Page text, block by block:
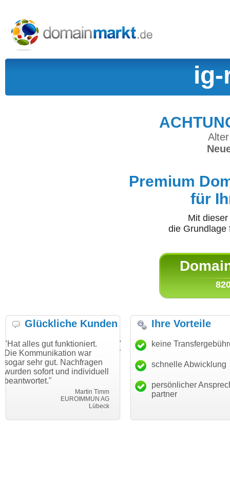
ig-
Premium
für
Mit
die
Glückliche Kunden
funktioniert.
war
Nachfragen
und individuell
"Danke für den schnellen
Transfer und guten Service!"
Thomas Schäfer
i can eckert communication GmbH
"Ich bin
haben. Die
mein
Ihre Vorteile
keine
schnelle Abwicklung
persönlicher
partner